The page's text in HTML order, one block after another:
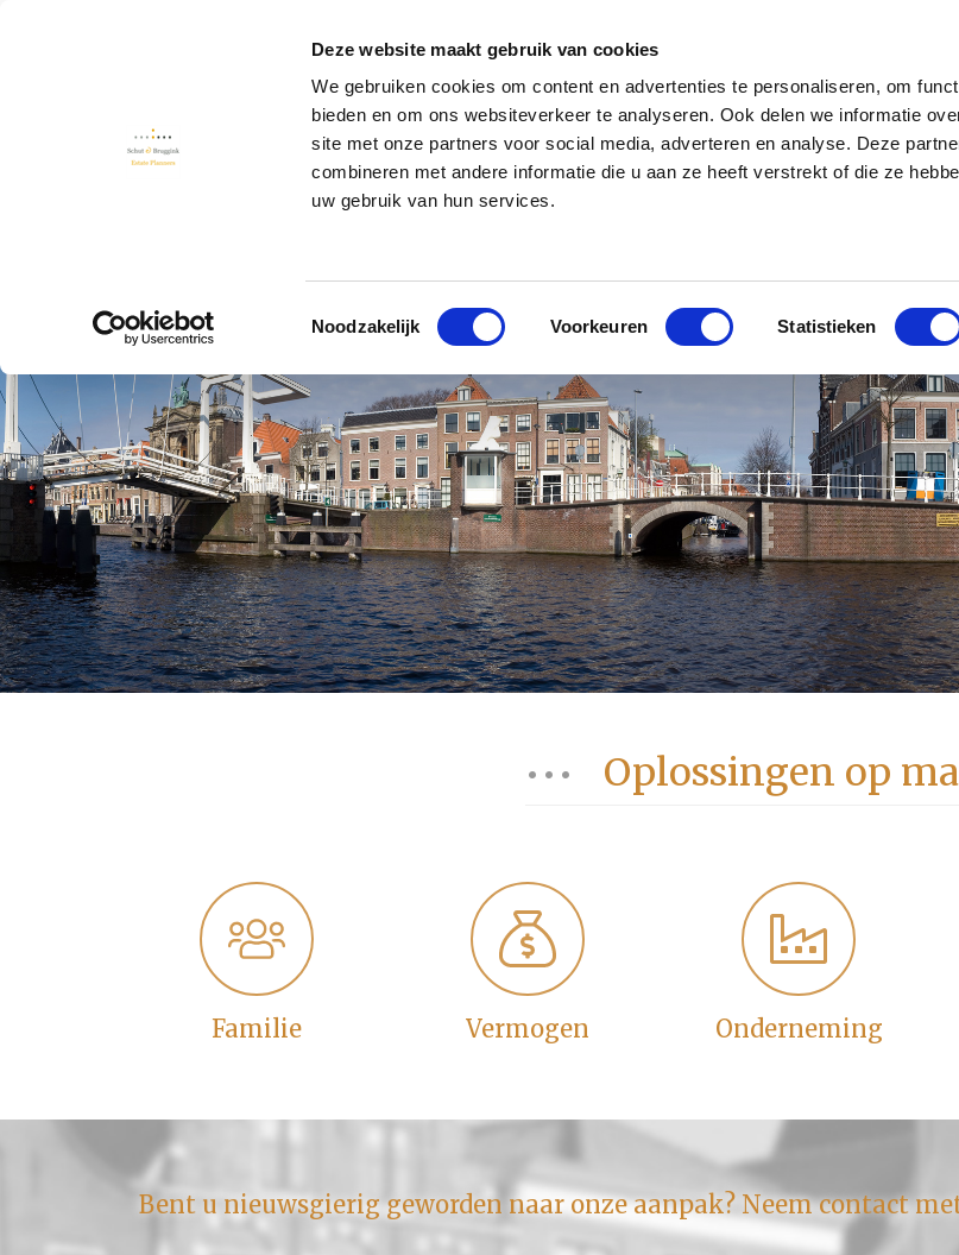
Deze website maakt gebruik van cookies
We gebruiken cookies om content en advertenties te personaliseren, om
bieden en om ons websiteverkeer te analyseren. Ook delen we informatie
site met onze partners voor social media, adverteren en analyse. Deze
combineren met andere informatie die u aan ze heeft verstrekt of die ze
uw gebruik van hun services.
Toestemmingsselectie
Noodzakelijk Voorkeuren Statistieken
Waarom estate planning? Wanneer estate planning? Oplossingen op maat Kennisbank Wie
Oplossingen op
Familie Vermogen Onderneming
Bent u nieuwsgierig geworden naar onze aanpak? Neem contact